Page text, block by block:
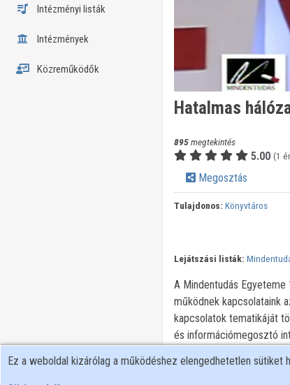
Intézményi listák
Intézmények
Közreműködők
Hatalmas
895megtekintés
5.00 (1
Megosztás
Tulajdonos: Könyvtáros
Lejátszási listák:
A Mindentudás
működnek kapcsolataink
kapcsolatok tematikáját
és információmegosztó
Gergely modellezték
Ez a weboldal kizárólag a működéshez elengedhetetlen